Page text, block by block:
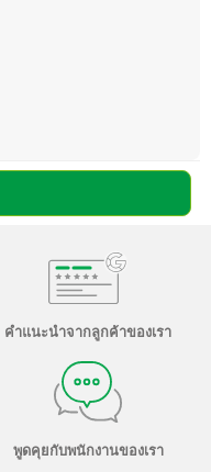
คำแนะนำจากลูกค้าของเรา
พูดคุยกับพนักงานของเรา